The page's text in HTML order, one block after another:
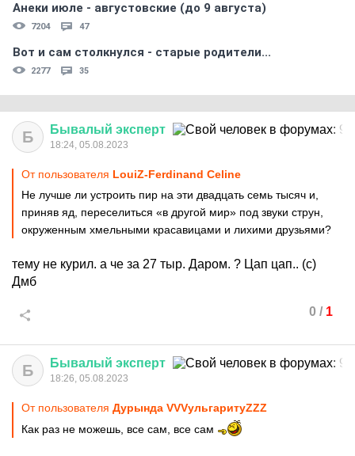
Анеки июле - августовские (до 9 августа)
7204 47
Вот и сам столкнулся - старые родители...
2277 35
Б Бывалый эксперт
18:24, 05.08.2023
От пользователя LouiZ-Ferdinand Celine
Не лучше ли устроить пир на эти двадцать семь тысяч и,
приняв яд, переселиться «в другой мир» под звуки струн,
окруженным хмельными красавицами и лихими друзьями?
тему не курил. а че за 27 тыр. Даром. ? Цап цап.. (с)
Дмб
0 / 1
Б Бывалый эксперт
18:26, 05.08.2023
От пользователя Дурында VVVульгаритуZZZ
Как раз не можешь, все сам, все сам